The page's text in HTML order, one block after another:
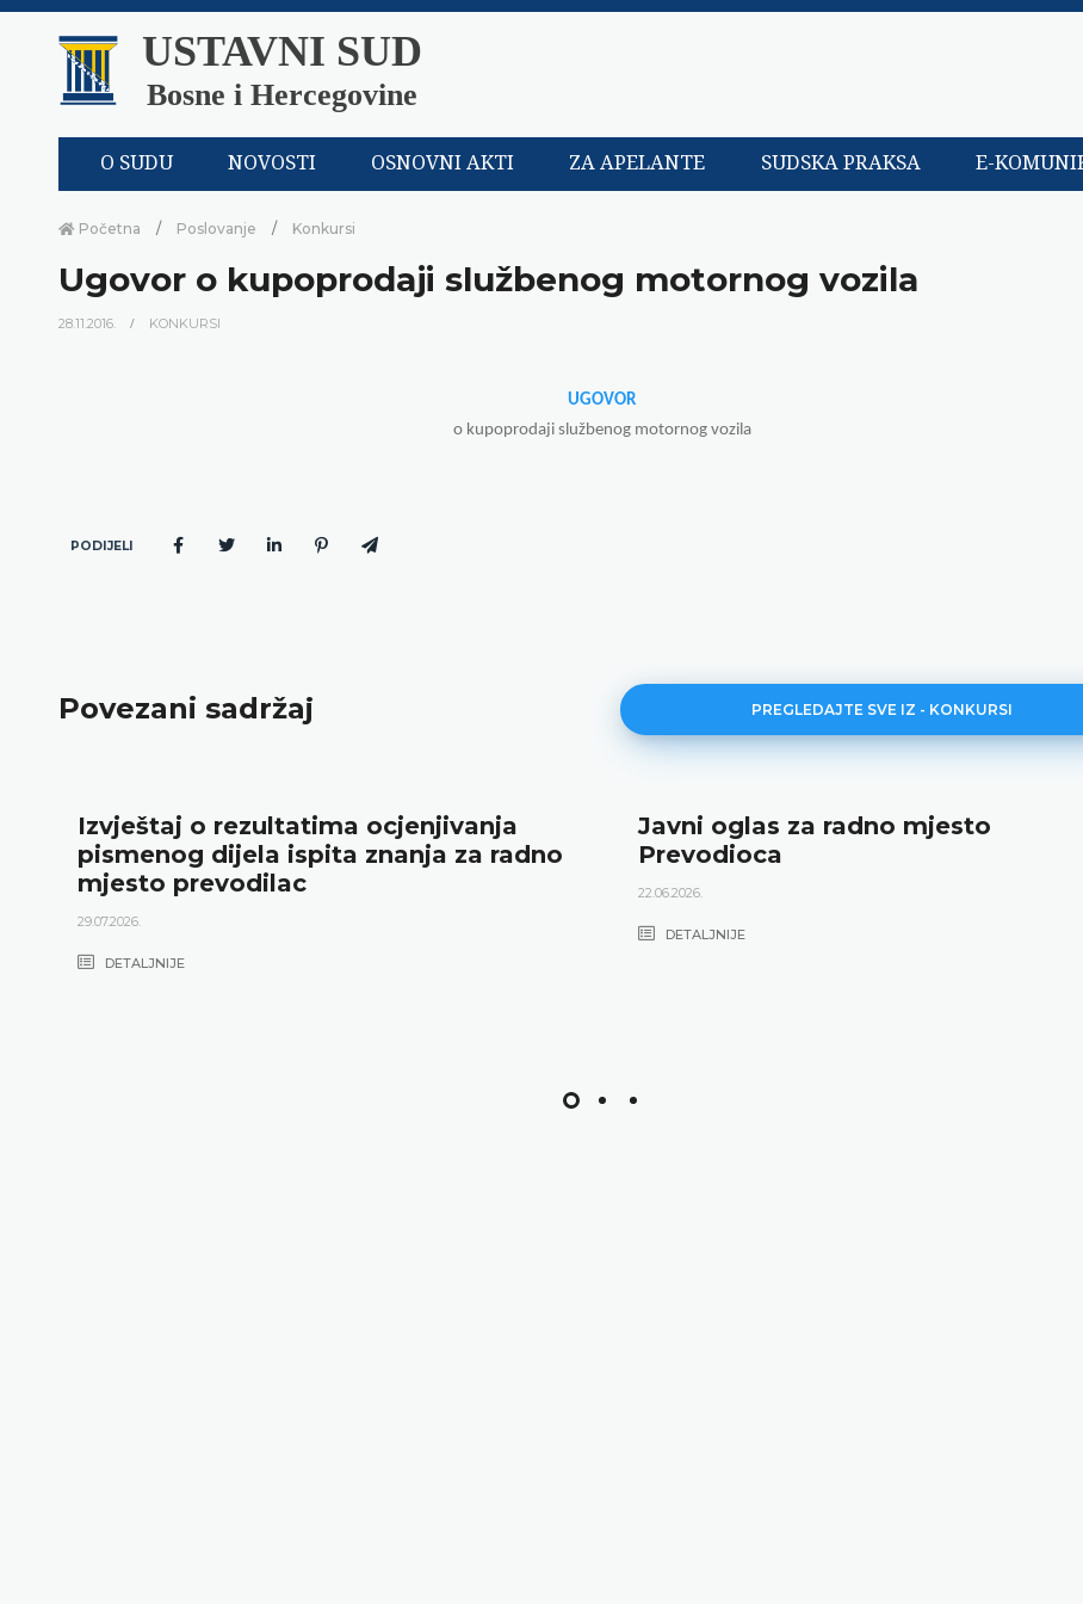
USTAVNI SUD
Bosne i Hercegovine
O SUDU NOVOSTI OSNOVNI AKTI ZA APELANTE SUDSKA PRAKSA E-
Početna Poslovanje Konkursi
Ugovor o kupoprodaji službenog motornog vozila
28.11.2016. KONKURSI
UGOVOR
o kupoprodaji službenog motornog vozila
PODIJELI
Povezani sadržaj PREGLEDAJTE SVE IZ - KONKURSI
Izvještaj o rezultatima ocjenjivanja
pismenog dijela ispita znanja za radno
mjesto prevodilac
29.07.2026.
DETALJNIJE
Javni oglas za radno mjesto
Prevodioca
22.06.2026.
DETALJNIJE